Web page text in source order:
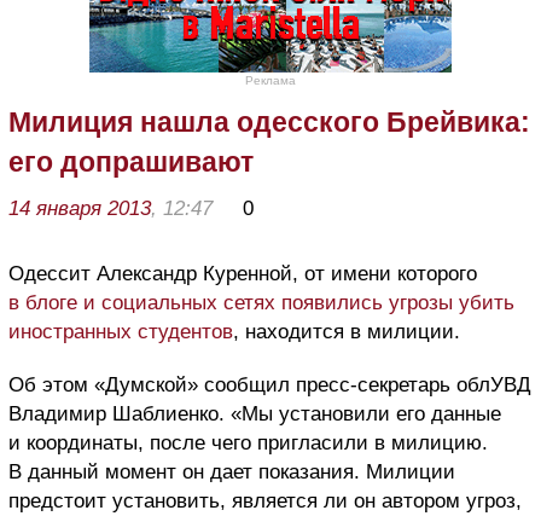
Реклама
Милиция нашла одесского Брейвика:
его допрашивают
14 января 2013, 12:47 0
Одессит Александр Куренной, от имени которого
в блоге и социальных сетях появились угрозы убить
иностранных студентов, находится в милиции.
Об этом «Думской» сообщил пресс-секретарь облУВД
Владимир Шаблиенко. «Мы установили его данные
и координаты, после чего пригласили в милицию.
В данный момент он дает показания. Милиции
предстоит установить, является ли он автором угроз,